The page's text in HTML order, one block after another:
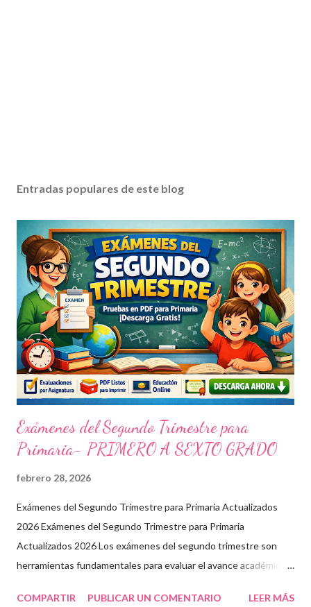
Entradas populares de este blog
Exámenes del Segundo Trimestre para
Primaria- PRIMERO A SEXTO GRADO
febrero 28, 2026
Exámenes del Segundo Trimestre para Primaria Actualizados
2026 Exámenes del Segundo Trimestre para Primaria
Actualizados 2026 Los exámenes del segundo trimestre son
herramientas fundamentales para evaluar el avance académico
descargable en PDF, diseñado para docentes que buscan
COMPARTIR PUBLICAR UN COMENTARIO LEER MÁS